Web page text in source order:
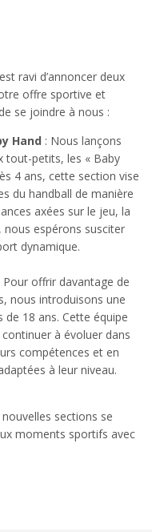
ravi d’annoncer deux
offre sportive et
se joindre à nous :
Hand : Nous lançons
tout-petits, les « Baby
4 ans, cette section vise
du handball de manière
axées sur le jeu, la
nous espérons susciter
dynamique.
Pour offrir davantage de
nous introduisons une
18 ans. Cette équipe
à évoluer dans
compétences et en
à leur niveau.
sections se
moments sportifs avec